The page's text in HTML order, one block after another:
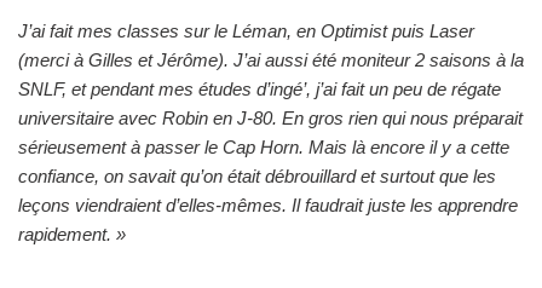
J’ai fait mes classes sur le Léman, en Optimist puis Laser
(merci à Gilles et Jérôme). J’ai aussi été moniteur 2 saisons à la
SNLF, et pendant mes études d’ingé’, j’ai fait un peu de régate
universitaire avec Robin en J-80. En gros rien qui nous préparait
sérieusement à passer le Cap Horn. Mais là encore il y a cette
confiance, on savait qu’on était débrouillard et surtout que les
leçons viendraient d’elles-mêmes. Il faudrait juste les apprendre
rapidement. »